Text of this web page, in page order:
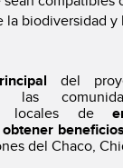
la biodiversidad y
del
las
locales de
del Chaco,